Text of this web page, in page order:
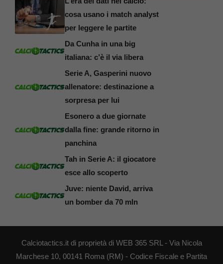
cosa usano i match analyst
per leggere le partite
Da Cunha in una big
italiana: c’è il via libera
Serie A, Gasperini nuovo
allenatore: destinazione a
sorpresa per lui
Esonero a due giornate
dalla fine: grande ritorno in
panchina
Tah in Serie A: il giocatore
esce allo scoperto
Juve: niente David, arriva
un bomber da 70 mln
Calciotactics.it di proprietà di WEB 365 SRL - Via Nicola
Marchese 10, 00141 Roma (RM) - Codice Fiscale e Partita